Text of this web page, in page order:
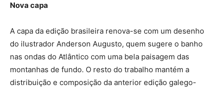
Nova capa
A capa da edição brasileira renova-se com um desenho
do ilustrador Anderson Augusto, quem sugere o banho
nas ondas do Atlântico com uma bela paisagem das
montanhas de fundo. O resto do trabalho mantém a
distribuição e composição da anterior edição galego-